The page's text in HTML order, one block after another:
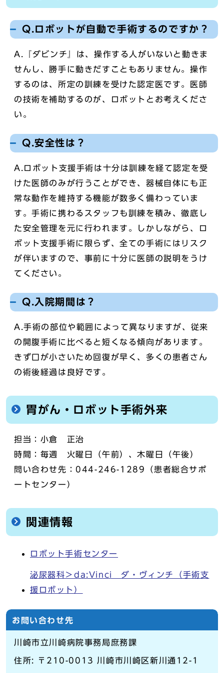
Q.ロボットが自動で手術するのですか？
A.『ダビンチ』は、操作する人がいないと動きま
せんし、勝手に動きだすこともありません。操作
するのは、所定の訓練を受けた認定医です。医師
の技術を補助するのが、ロボットとお考えくださ
い。
Q.安全性は？
A.ロボット支援手術は十分は訓練を経て認定を受
けた医師のみが行うことができ、器械自体にも正
常な動作を維持する機能が数多く備わっていま
す。手術に携わるスタッフも訓練を積み、徹底し
た安全管理を元に行われます。しかしながら、ロ
ボット支援手術に限らず、全ての手術にはリスク
が伴いますので、事前に十分に医師の説明をうけ
てください。
Q.入院期間は？
A.手術の部位や範囲によって異なりますが、従来
の開腹手術に比べると短くなる傾向があります。
きず口が小さいため回復が早く、多くの患者さん
の術後経過は良好です。
胃がん・ロボット手術外来
担当：小倉 正治
時間：毎週 火曜日（午前）、木曜日（午後）
問い合わせ先：044-246-1289（患者総合サポ
ートセンター）
関連情報
ロボット手術センター
泌尿器科＞da:Vinci ダ・ヴィンチ（手術支
援ロボット）
お問い合わせ先
川崎市立川崎病院事務局庶務課
住所: 〒210-0013 川崎市川崎区新川通12-1